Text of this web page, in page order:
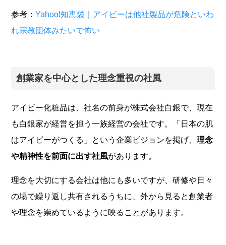
参考：Yahoo!知恵袋｜アイビーは他社製品が危険といわ
れ宗教団体みたいで怖い
創業家を中心とした理念重視の社風
アイビー化粧品は、社名の前身が株式会社白銀で、現在
も白銀家が経営を担う一族経営の会社です。「日本の肌
はアイビーがつくる」という企業ビジョンを掲げ、理念
や精神性を前面に出す社風があります。
理念を大切にする会社は他にも多いですが、研修や日々
の場で繰り返し共有されるうちに、外から見ると創業者
や理念を崇めているように映ることがあります。